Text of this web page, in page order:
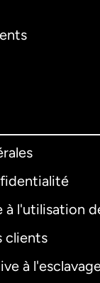
à l'utilisation
clients
à